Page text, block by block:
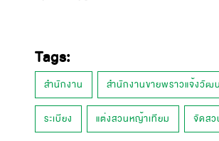
Tags:
สำนักงาน สำนักงานขายพราวแจ้งวัฒ
ระเบียง แต่งสวนหญ้าเทียม จัดส